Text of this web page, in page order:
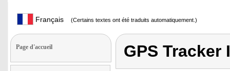
Français (Certains textes ont été traduits automatiquement.)
Page d'accueil GPS Tracker